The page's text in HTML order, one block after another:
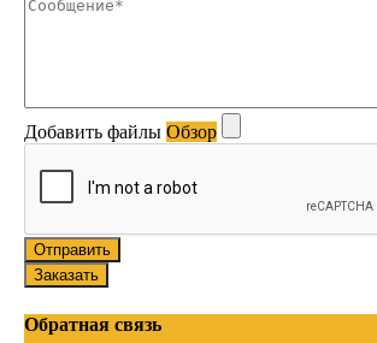
Добавить файлы Обзор
Отправить
Заказать
Обратная связь